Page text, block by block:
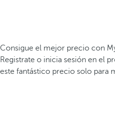
Consigue el mejor precio con
Registrate o inicia sesión en el
este fantástico precio solo para